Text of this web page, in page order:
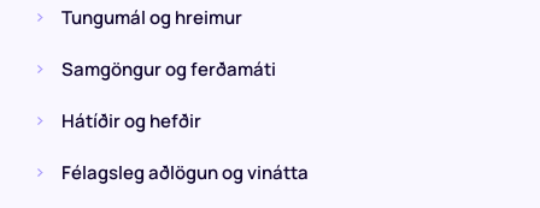
Tungumál og hreimur
Samgöngur og ferðamáti
Hátíðir og hefðir
Félagsleg aðlögun og vinátta